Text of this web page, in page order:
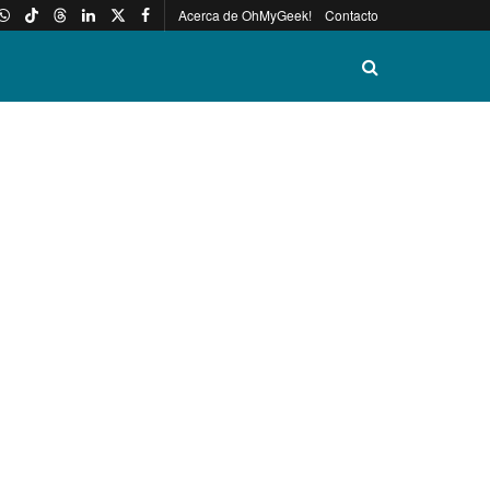
Acerca de OhMyGeek! Contacto